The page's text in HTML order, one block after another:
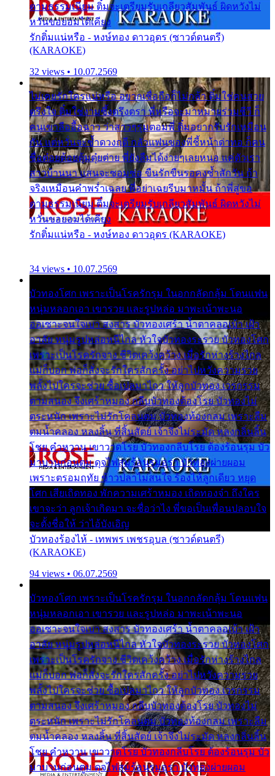
ตามธรรมเนียม ติ๋มจะเตรียมรับเกลียวสัมพันธ์ ผิดหวังไม่
หวั่นขอยอมได้เคียง
รักติ๋มแน่หรือ - หงษ์ทอง ดาวอุดร (ซาวด์ดนตรี)
(KARAOKE)
32 views • 10.07.2569
ไม่เคยรักใครแน่หรือ อยากเชื่อถือก็ไม่กล้า ติ๋มใช่คนสวย
ตรึงใจ ติ๋มใช่งามซึ้งตรึงตรา พี่หรือจะมาหมายร่วมชีวี ก็
คนเขาลืออื้อฉาว ว่าสาวๆรุมตอมพี่ ติ๋มอยากรับรักเหมือน
กัน แต่หวั่นจะช้ำดวงฤดี กลัวแฟนของพี่ชี้หน้าด่าทอ ก็คน
ชื่อต๋อยต้อยตุ้มตุ๋ยต่าย พี่ยังลืมได้ง่ายๆเลยหนอ แค่ตัวเรา
สาวบ้านนา แสนจะซอมซ่อ ขืนรักขืนรอคงช้ำสักวัน ถ้า
จริงเหมือนคำพร่ำเฉลย พี่อย่าเฉยรีบมาหมั้น ถ้าพี่สู่ขอ
ตามธรรมเนียม ติ๋มจะเตรียมรับเกลียวสัมพันธ์ ผิดหวังไม่
หวั่นขอยอมได้เคียง
รักติ๋มแน่หรือ - หงษ์ทอง ดาวอุดร (KARAOKE)
34 views • 10.07.2569
บัวทองโศก เพราะเป็นโรครักรุม ในอกกลัดกลุ้ม โดนแฟน
หนุ่มหลอกเอา เขารวย และรูปหล่อ มาพะเน้าพะนอ
ออเซาะจนใจเบา สงสาร บัวทองเศร้า น้ำตาคลอเบ้า เฝ้า
อาลัย หนุ่มรูปหล่อหนีไกล หัวใจบัวทองระรวย บัวทองโศก
เพราะเป็นโรครักจาง ชีวิตเคว้งคว้าง เมื่อรักห่างร้างไกล
แม่ก็บอก พ่อก็สั่งจะรักใครสักครั้ง อย่าไปหวังความรวย
พลั้งไปใครจะช่วย ซื้อเปลมาไกว ให้ลูกบัวทอง เวรกรรม
ตามสนอง จึงเศร้าหมอง กลีบบัวทองต้องโรย บัวทองไม่
ตระหนัก เพราะไม่รักโคลนตม บัวทองท้องกลม เพราะลืม
ตมน้ำคลอง หลงลิ้น ที่สิ้นสัตย์ เจ้าจึงไม่ระมัด หลงกลิ่นลิ้น
โชย คำหวาน เขาวาดโรย บัวทองกลีบโรย ต้องร้อนรุม บัว
มาบานก่อนตูม ดุจไฟสุมร้อนรุมอุรา บัวทองผ่ายผอม
เพราะตรอมฤทัย ข้าวปลาไม่สนใจ ร้องไห้ลูกเดียว หยุด
โศก เสียเถิดทอง พักความเศร้าหมอง เถิดทองจ๋า ถึงใคร
เขาจะว่า ลูกเจ้าเกิดมา จะชื่อว่าไง พี่ขอเป็นเพื่อนปลอบใจ
จะตั้งชื่อให้ ว่าไอ้บังเอิญ
บัวทองร้องไห้ - เทพพร เพชรอุบล (ซาวด์ดนตรี)
(KARAOKE)
94 views • 06.07.2569
บัวทองโศก เพราะเป็นโรครักรุม ในอกกลัดกลุ้ม โดนแฟน
หนุ่มหลอกเอา เขารวย และรูปหล่อ มาพะเน้าพะนอ
ออเซาะจนใจเบา สงสาร บัวทองเศร้า น้ำตาคลอเบ้า เฝ้า
อาลัย หนุ่มรูปหล่อหนีไกล หัวใจบัวทองระรวย บัวทองโศก
เพราะเป็นโรครักจาง ชีวิตเคว้งคว้าง เมื่อรักห่างร้างไกล
แม่ก็บอก พ่อก็สั่งจะรักใครสักครั้ง อย่าไปหวังความรวย
พลั้งไปใครจะช่วย ซื้อเปลมาไกว ให้ลูกบัวทอง เวรกรรม
ตามสนอง จึงเศร้าหมอง กลีบบัวทองต้องโรย บัวทองไม่
ตระหนัก เพราะไม่รักโคลนตม บัวทองท้องกลม เพราะลืม
ตมน้ำคลอง หลงลิ้น ที่สิ้นสัตย์ เจ้าจึงไม่ระมัด หลงกลิ่นลิ้น
โชย คำหวาน เขาวาดโรย บัวทองกลีบโรย ต้องร้อนรุม บัว
มาบานก่อนตูม ดุจไฟสุมร้อนรุมอุรา บัวทองผ่ายผอม